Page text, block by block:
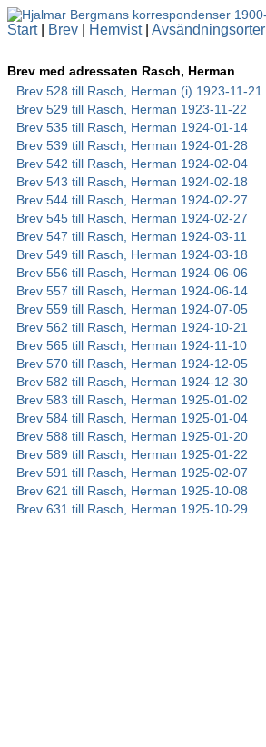
Start| Brev Hemvist| Avsändningsorter
Brev med adressaten Rasch, Herman
Brev 528 till Rasch, Herman (i) 1923-11-21
Brev 529 till Rasch, Herman 1923-11-22
Brev 535 till Rasch, Herman 1924-01-14
Brev 539 till Rasch, Herman 1924-01-28
Brev 542 till Rasch, Herman 1924-02-04
Brev 543 till Rasch, Herman 1924-02-18
Brev 544 till Rasch, Herman 1924-02-27
Brev 545 till Rasch, Herman 1924-02-27
Brev 547 till Rasch, Herman 1924-03-11
Brev 549 till Rasch, Herman 1924-03-18
Brev 556 till Rasch, Herman 1924-06-06
Brev 557 till Rasch, Herman 1924-06-14
Brev 559 till Rasch, Herman 1924-07-05
Brev 562 till Rasch, Herman 1924-10-21
Brev 565 till Rasch, Herman 1924-11-10
Brev 570 till Rasch, Herman 1924-12-05
Brev 582 till Rasch, Herman 1924-12-30
Brev 583 till Rasch, Herman 1925-01-02
Brev 584 till Rasch, Herman 1925-01-04
Brev 588 till Rasch, Herman 1925-01-20
Brev 589 till Rasch, Herman 1925-01-22
Brev 591 till Rasch, Herman 1925-02-07
Brev 621 till Rasch, Herman 1925-10-08
Brev 631 till Rasch, Herman 1925-10-29